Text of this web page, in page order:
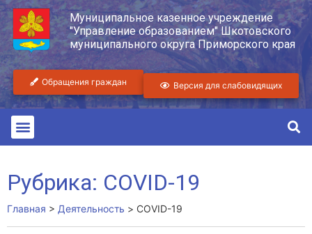
Муниципальное казенное учреждение
"Управление образованием" Шкотовского
муниципального округа Приморского края
Обращения граждан Версия для слабовидящих
Рубрика: COVID-19
Главная > Деятельность > COVID-19